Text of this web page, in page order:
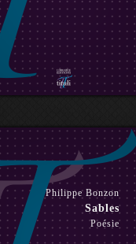
Philippe Bonzon
Sables
Poésie